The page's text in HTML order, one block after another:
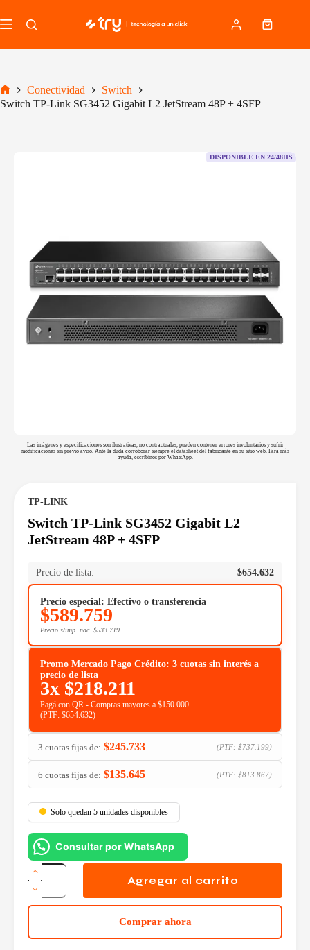
al
contenido
Carro
Inicio
Conectividad
Switch
Switch TP-Link SG3452 Gigabit L2 JetStream 48P + 4SFP
DISPONIBLE EN 24/48HS
Las imágenes y especificaciones son ilustrativas, no contractuales, pueden contener errores involuntarios y sufrir
modificaciones sin previo aviso. Ante la duda corroborar siempre el datasheet del fabricante en su sitio web. Para más
ayuda, escribinos por WhatsApp.
TP-LINK
Switch TP-Link SG3452 Gigabit L2
JetStream 48P + 4SFP
Precio de lista: $654.632
Precio especial: Efectivo o transferencia
$589.759
Precio s/imp. nac. $533.719
Promo Mercado Pago Crédito: 3 cuotas sin interés a
precio de lista
3x $218.211
Pagá con QR - Compras mayores a $150.000
(PTF: $654.632)
3 cuotas fijas de: $245.733 (PTF: $737.199)
6 cuotas fijas de: $135.645 (PTF: $813.867)
Solo quedan 5 unidades disponibles
Consultar por WhatsApp
Switch
TP-
Link
SG3452
JetStream
Agregar al carrito
Comprar ahora